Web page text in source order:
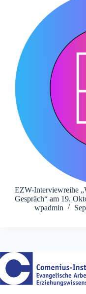
EZW-Interviewreihe
Gespräch“ am 19.
wpadmin